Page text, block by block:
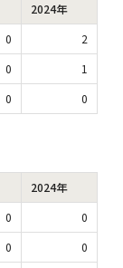
2024年
0
2
0
1
0 0
2024年
0
0
0
0